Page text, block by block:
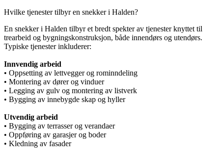
Hvilke tjenester tilbyr en snekker i Halden?
En snekker i Halden tilbyr et bredt spekter av tjenester knyttet til
trearbeid og bygningskonstruksjon, både innendørs og utendørs.
Typiske tjenester inkluderer:
Innvendig arbeid
• Oppsetting av lettvegger og rominndeling
• Montering av dører og vinduer
• Legging av gulv og montering av listverk
• Bygging av innebygde skap og hyller
Utvendig arbeid
• Bygging av terrasser og verandaer
• Oppføring av garasjer og boder
• Kledning av fasader